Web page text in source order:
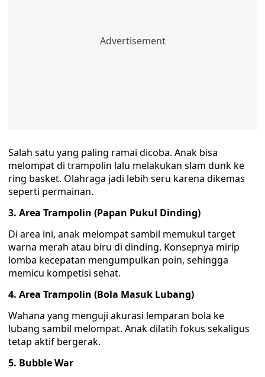
‎Salah satu yang paling ramai dicoba. Anak bisa
melompat di trampolin lalu melakukan slam dunk ke
ring basket. Olahraga jadi lebih seru karena dikemas
seperti permainan.
3. Area Trampolin (Papan Pukul Dinding)
‎Di area ini, anak melompat sambil memukul target
warna merah atau biru di dinding. Konsepnya mirip
lomba kecepatan mengumpulkan poin, sehingga
memicu kompetisi sehat.
4. Area Trampolin (Bola Masuk Lubang)
‎Wahana yang menguji akurasi lemparan bola ke
lubang sambil melompat. Anak dilatih fokus sekaligus
tetap aktif bergerak.
5. Bubble War